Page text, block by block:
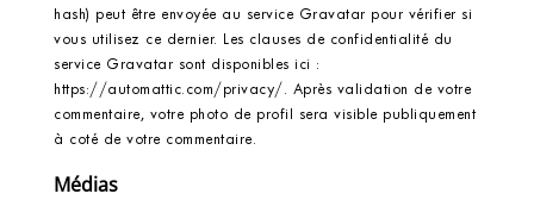
hash) peut être envoyée au service Gravatar pour vérifier si
vous utilisez ce dernier. Les clauses de confidentialité du
service Gravatar sont disponibles ici :
https://automattic.com/privacy/. Après validation de votre
commentaire, votre photo de profil sera visible publiquement
à coté de votre commentaire.
Médias